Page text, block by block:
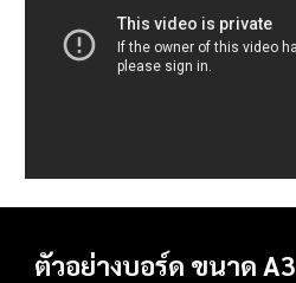
ตัวอย่างบอร์ด ขนาด A3